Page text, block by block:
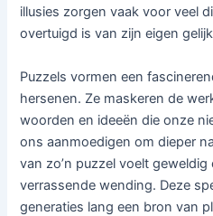
illusies zorgen vaak voor veel
overtuigd is van zijn eigen
Puzzels vormen een
hersenen. Ze maskeren de
woorden en ideeën die onze
ons aanmoedigen om dieper
van zo’n puzzel voelt geweldig
verrassende wending. Deze
generaties lang een bron van